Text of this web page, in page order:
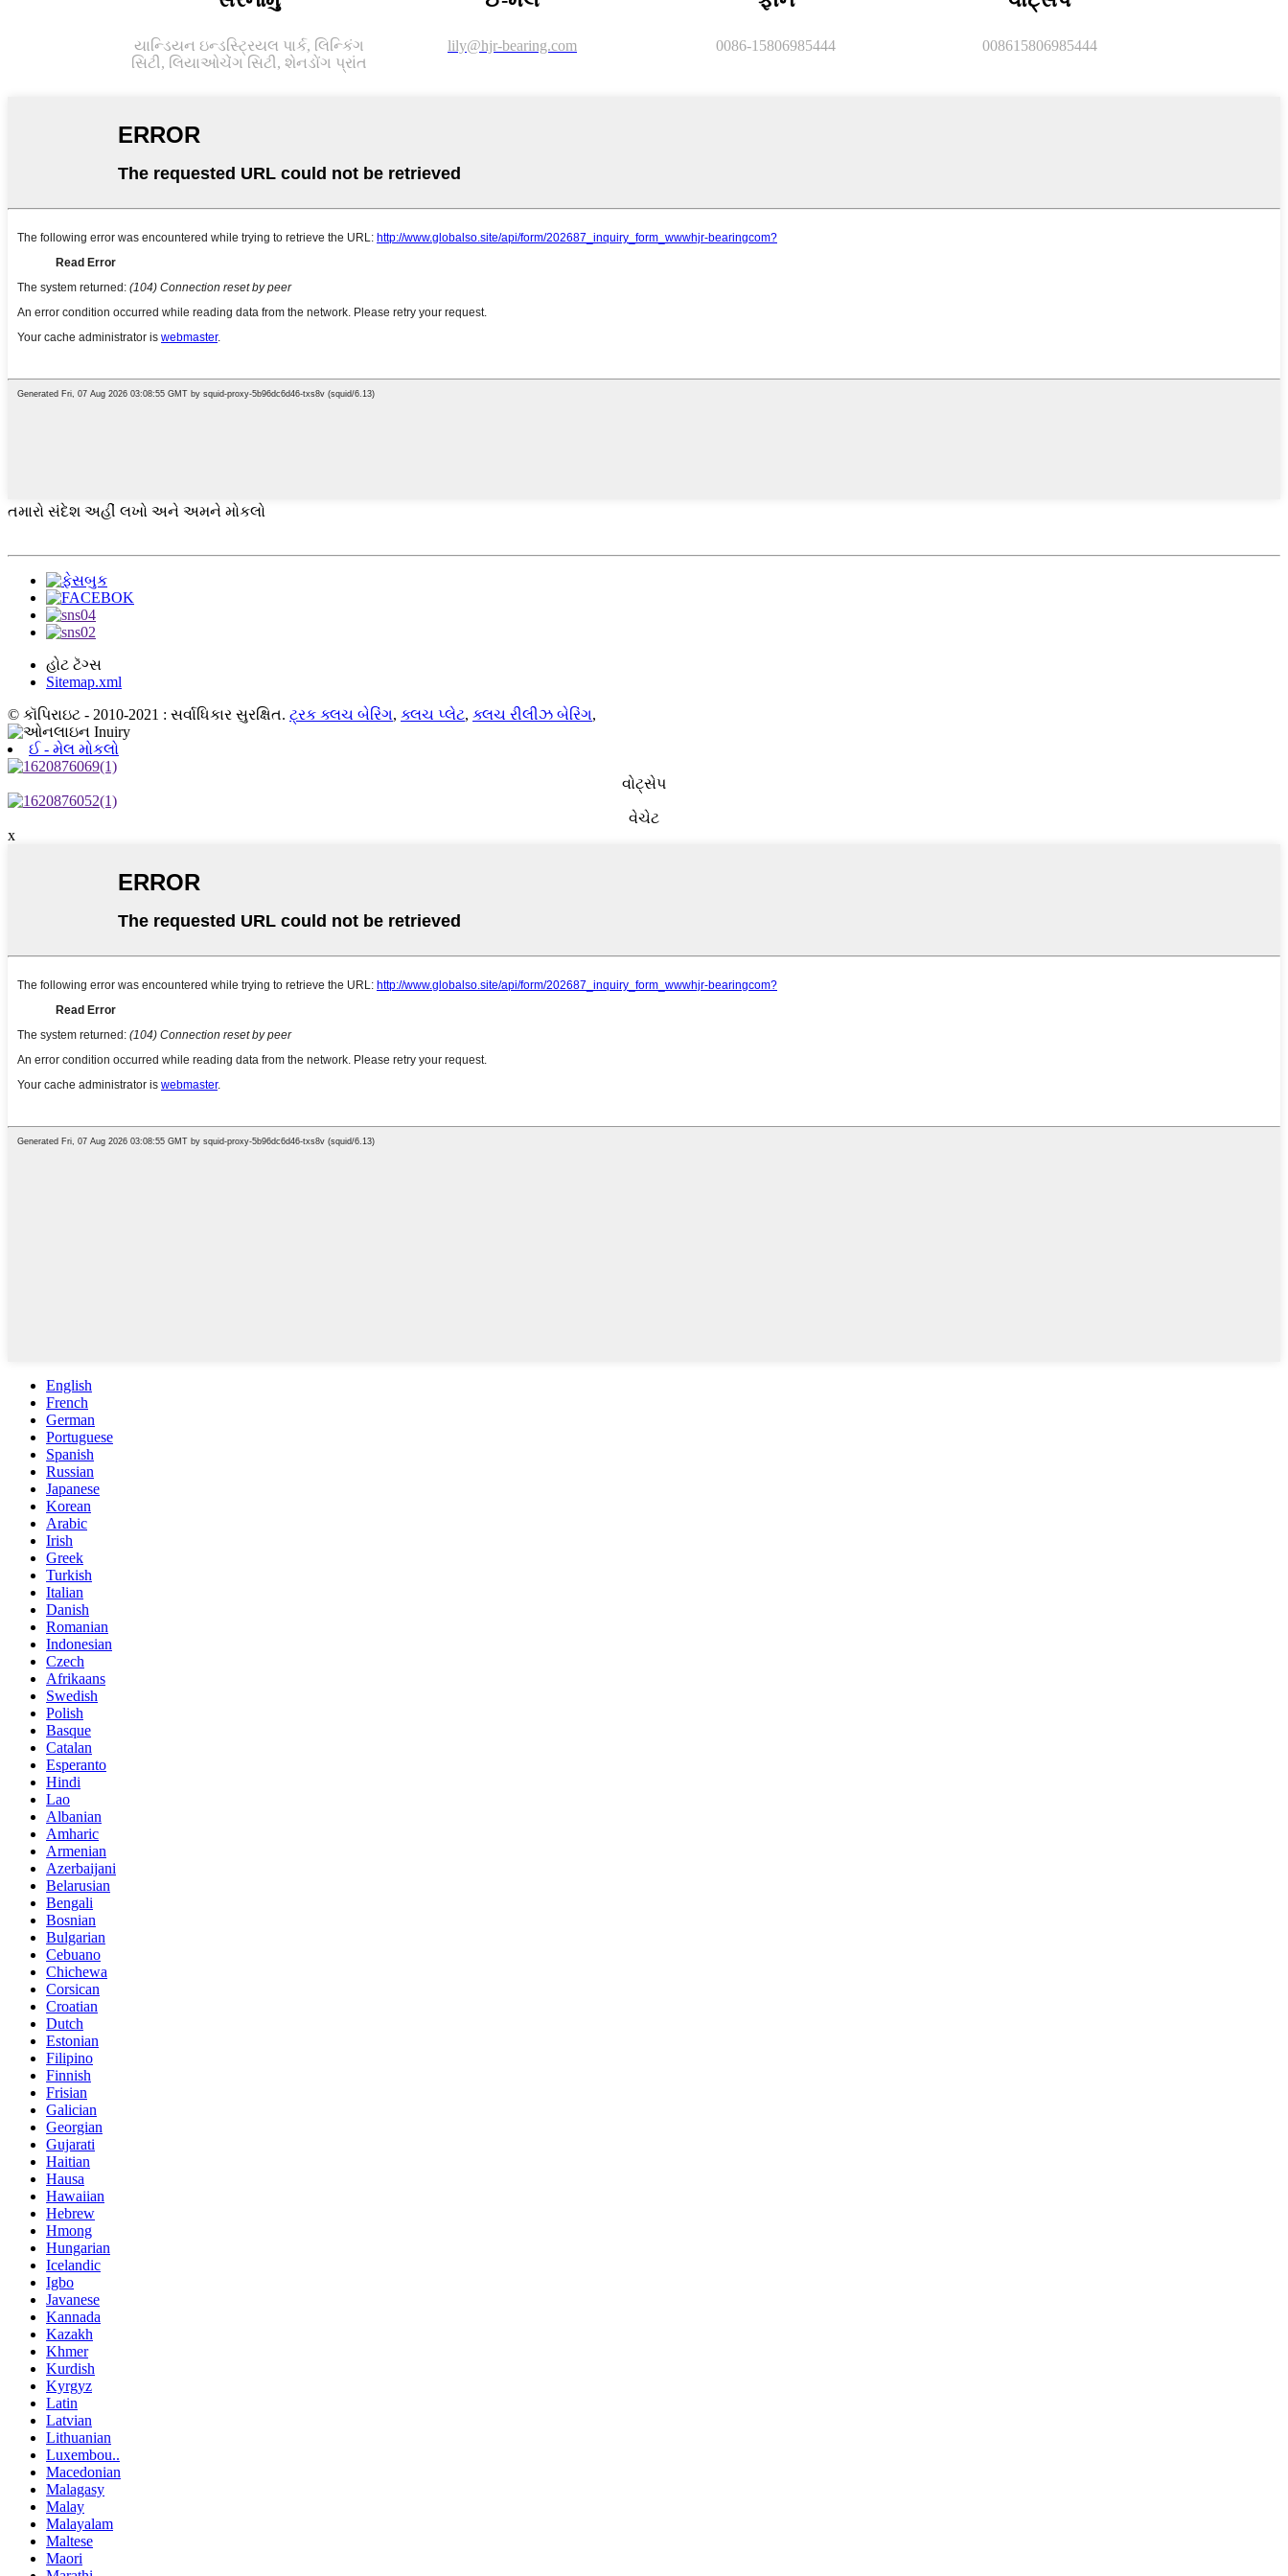
યાન્ડિયન ઇન્ડસ્ટ્રિયલ પાર્ક, લિન્કિંગ
સિટી, લિયાઓચેંગ સિટી, શેનડોંગ પ્રાંત
lily@hjr-bearing.com 0086-15806985444 008615806985444
તમારો સંદેશ અહીં લખો અને અમને મોકલો
હોટ ટૅગ્સ
Sitemap.xml
© કૉપિરાઇટ - 2010-2021 : સર્વાધિકાર સુરક્ષિત. ટ્રક ક્લચ બેરિંગ, ક્લચ પ્લેટ, ક્લચ રીલીઝ બેરિંગ,
ઈ - મેલ મોકલો
વોટ્સેપ
વેચેટ
x
English
French
German
Portuguese
Spanish
Russian
Japanese
Korean
Arabic
Irish
Greek
Turkish
Italian
Danish
Romanian
Indonesian
Czech
Afrikaans
Swedish
Polish
Basque
Catalan
Esperanto
Hindi
Lao
Albanian
Amharic
Armenian
Azerbaijani
Belarusian
Bengali
Bosnian
Bulgarian
Cebuano
Chichewa
Corsican
Croatian
Dutch
Estonian
Filipino
Finnish
Frisian
Galician
Georgian
Gujarati
Haitian
Hausa
Hawaiian
Hebrew
Hmong
Hungarian
Icelandic
Igbo
Javanese
Kannada
Kazakh
Khmer
Kurdish
Kyrgyz
Latin
Latvian
Lithuanian
Luxembou..
Macedonian
Malagasy
Malay
Malayalam
Maltese
Maori